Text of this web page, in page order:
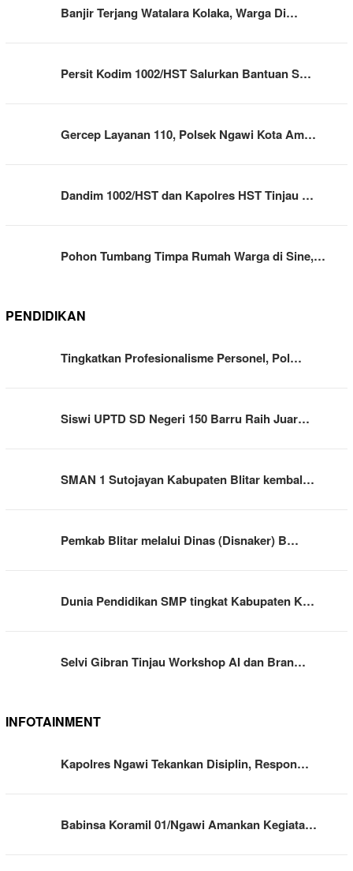
Banjir Terjang Watalara Kolaka, Warga Di…
Persit Kodim 1002/HST Salurkan Bantuan S…
Gercep Layanan 110, Polsek Ngawi Kota Am…
Dandim 1002/HST dan Kapolres HST Tinjau …
Pohon Tumbang Timpa Rumah Warga di Sine,…
PENDIDIKAN
Tingkatkan Profesionalisme Personel, Pol…
Siswi UPTD SD Negeri 150 Barru Raih Juar…
SMAN 1 Sutojayan Kabupaten Blitar kembal…
Pemkab Blitar melalui Dinas (Disnaker) B…
Dunia Pendidikan SMP tingkat Kabupaten K…
Selvi Gibran Tinjau Workshop AI dan Bran…
INFOTAINMENT
Kapolres Ngawi Tekankan Disiplin, Respon…
Babinsa Koramil 01/Ngawi Amankan Kegiata…